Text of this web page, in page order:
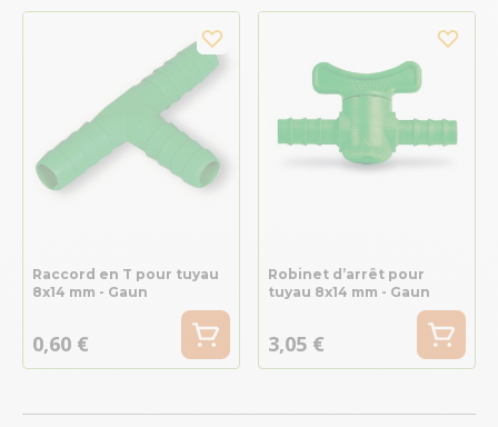
Raccord en T pour tuyau
8x14 mm - Gaun
0,60 €
Robinet d’arrêt pour
tuyau 8x14 mm - Gaun
3,05 €